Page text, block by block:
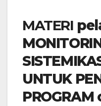
MATERI
UNTUK